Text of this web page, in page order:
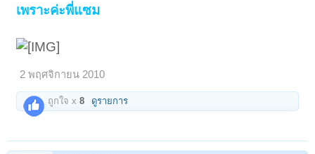
เพราะค่ะพี่แซม
2 พฤศจิกายน 2010
ถูกใจ x8 ดูรายการ